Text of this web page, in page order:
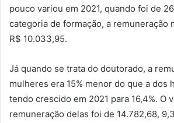
pouco variou em 2021, quando foi de
categoria de formação, a remuneração
R$ 10.033,95.
Já quando se trata do doutorado, a
mulheres era 15% menor do que a dos
tendo crescido em 2021 para 16,4%. O
remuneração delas foi de 14.782,68,